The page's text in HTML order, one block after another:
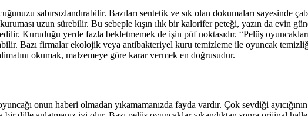
sabırsızlandırabilir. Bazıları sentetik ve sık olan dokumaları sayesinde
uzun sürebilir. Bu sebeple kışın ılık bir kalorifer peteği, yazın da evin
Kuruduğu yerde fazla bekletmemek de işin püf noktasıdır. “Pelüş
Bazı firmalar ekolojik veya antibakteriyel kuru temizleme ile oyuncak temizliği
okumak, malzemeye göre karar vermek en doğrusudur.
onun haberi olmadan yıkamamanızda fayda vardır. Çok sevdiği